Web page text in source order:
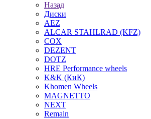
Назад
Диски
AEZ
ALCAR STAHLRAD (KFZ)
COX
DEZENT
DOTZ
HRE Performance wheels
K&K (КиК)
Khomen Wheels
MAGNETTO
NEXT
Remain